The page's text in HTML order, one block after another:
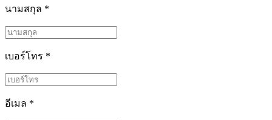
นามสกุล *
เบอร์โทร *
อีเมล *